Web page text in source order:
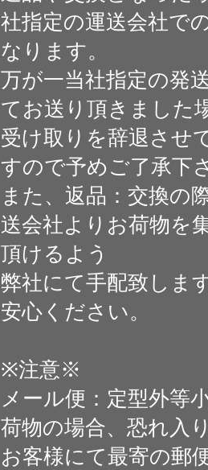
社指定の運送会社で
なります。
万が一当社指定の発
てお送り頂きました
受け取りを辞退させ
すので予めご了承下
また、返品：交換の
送会社よりお荷物を
頂けるよう
弊社にて手配致しま
安心ください。
※注意※
メール便：定型外等
荷物の場合、恐れ入
お客様にて最寄の郵